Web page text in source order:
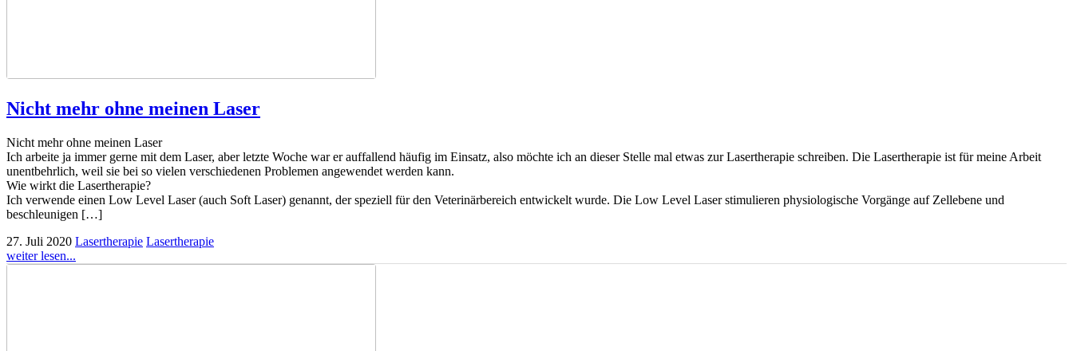
Nicht mehr ohne meinen Laser
Nicht mehr ohne meinen Laser
Ich arbeite ja immer gerne mit dem Laser, aber letzte Woche war er auffallend häufig im Einsatz, also möchte ich an dieser Stelle mal etwas zur Lasertherapie schreiben. Die Lasertherapie ist für meine Arbeit
unentbehrlich, weil sie bei so vielen verschiedenen Problemen angewendet werden kann.
Wie wirkt die Lasertherapie?
Ich verwende einen Low Level Laser (auch Soft Laser) genannt, der speziell für den Veterinärbereich entwickelt wurde. Die Low Level Laser stimulieren physiologische Vorgänge auf Zellebene und
beschleunigen […]
27. Juli 2020 Lasertherapie Lasertherapie
weiter lesen...